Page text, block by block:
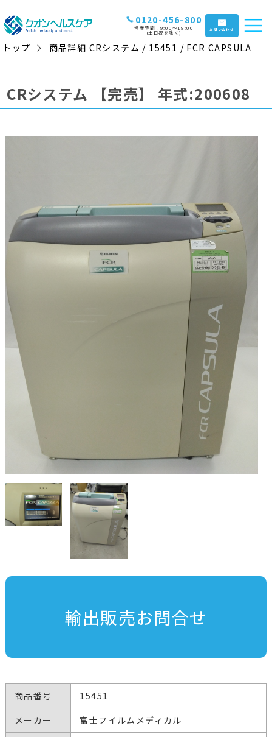
0120-456-800
営業時間：9:00〜18:00
(土日祝を除く) お問い合わせ
トップ 商品詳細 CRシステム / 15451 / FCR CAPSULA
CRシステム 【完売】 年式:200608
輸出販売お問合せ
商品番号
15451
メーカー
富士フイルムメディカル